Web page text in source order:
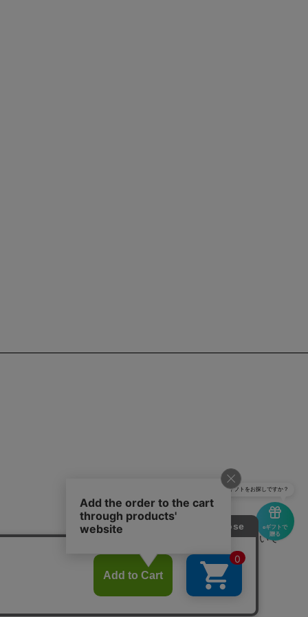
よくあるご質問 サイトポリシーについて
eギフトで
贈る
ギフトをお探しですか？